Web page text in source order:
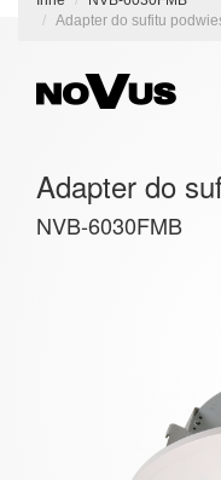
Adapter do sufitu
Adapter do
NVB-6030FMB